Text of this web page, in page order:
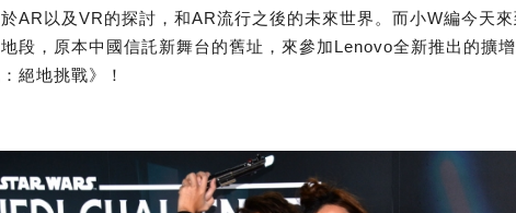
AR以及VR的探討，和AR流行之後的未來世界。而小W編今天
段，原本中國信託新舞台的舊址，來參加Lenovo全新推出的擴
絕地挑戰》！